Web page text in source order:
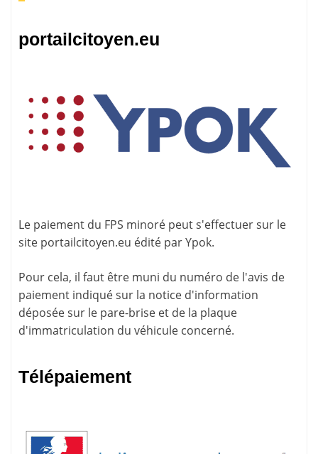
portailcitoyen.eu
Le paiement du FPS minoré peut s'effectuer sur le
site portailcitoyen.eu édité par Ypok.
Pour cela, il faut être muni du numéro de l'avis de
paiement indiqué sur la notice d'information
déposée sur le pare-brise et de la plaque
d'immatriculation du véhicule concerné.
Télépaiement